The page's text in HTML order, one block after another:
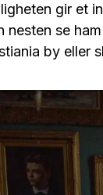
gir et
nesten se
by eller